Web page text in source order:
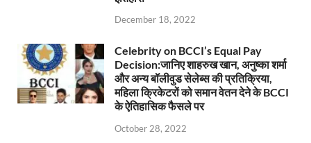
December 18, 2022
Celebrity on BCCI’s Equal Pay
Decision:जानिए शाहरुख खान, अनुष्का शर्मा
और अन्य बॉलीवुड सेलेब्स की प्रतिक्रिया,
महिला क्रिकेटरों को समान वेतन देने के BCCI
के ऐतिहासिक फैसले पर
October 28, 2022